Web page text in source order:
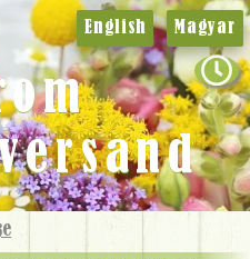
English Magyar